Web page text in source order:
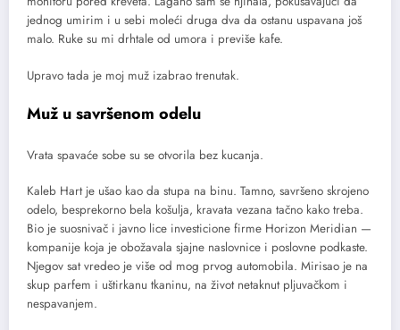
jednog umirim i u sebi moleći druga dva da ostanu uspavana još
malo. Ruke su mi drhtale od umora i previše kafe.
Upravo tada je moj muž izabrao trenutak.
Muž u savršenom odelu
Vrata spavaće sobe su se otvorila bez kucanja.
Kaleb Hart je ušao kao da stupa na binu. Tamno, savršeno skrojeno
odelo, besprekorno bela košulja, kravata vezana tačno kako treba.
Bio je suosnivač i javno lice investicione firme Horizon Meridian —
kompanije koja je obožavala sjajne naslovnice i poslovne podkaste.
Njegov sat vredeo je više od mog prvog automobila. Mirisao je na
skup parfem i uštirkanu tkaninu, na život netaknut pljuvačkom i
nespavanjem.